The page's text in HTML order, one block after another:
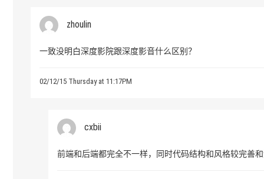
zhoulin
一致没明白深度影院跟深度影音什么区别？
02/12/15 Thursday at 11:17PM
cxbii
前端和后端都完全不一样，同时代码结构和风格较完善